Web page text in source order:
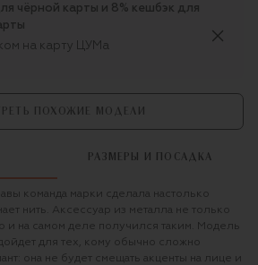
чёрной карты и 8% кешбэк для
на карту ЦУМа
ПОХОЖИЕ МОДЕЛИ
РАЗМЕРЫ И ПОСАДКА
команда марки сделала настолько
нить. Аксессуар из металла не только
и на самом деле получился таким. Модель
для тех, кому обычно сложно
она не будет смещать акценты на лице и